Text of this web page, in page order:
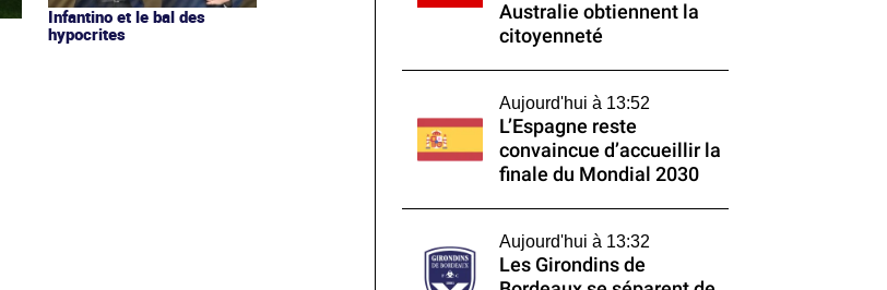
Infantino et le bal des
hypocrites
Australie obtiennent la
citoyenneté
Aujourd'hui à 13:52
L’Espagne reste
convaincue d’accueillir la
finale du Mondial 2030
Aujourd'hui à 13:32
Les Girondins de